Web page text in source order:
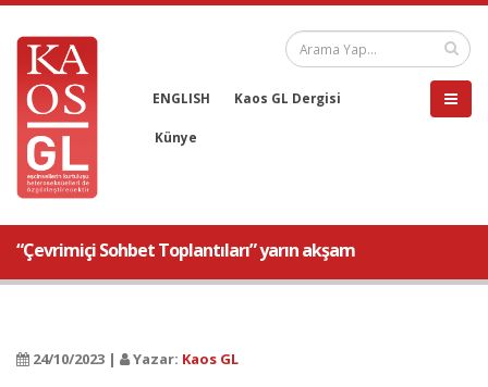
ENGLISH Kaos GL Dergisi
Künye
“Çevrimiçi Sohbet Toplantıları” yarın akşam
24/10/2023 | Yazar: Kaos GL